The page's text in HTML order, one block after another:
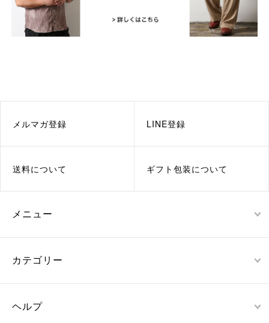
メルマガ登録 LINE登録
送料について ギフト包装について
メニュー
カテゴリー
ヘルプ